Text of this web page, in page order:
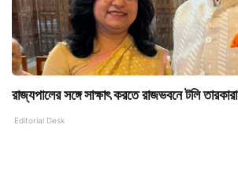
রাজ্যপালের সঙ্গে সাক্ষাৎ করতে রাজভবনে টলি তারকারা
Editorial Desk